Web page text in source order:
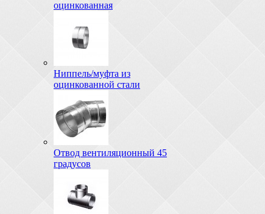
оцинкованная
Ниппель/муфта из
оцинкованной стали
Отвод вентиляционный 45
градусов